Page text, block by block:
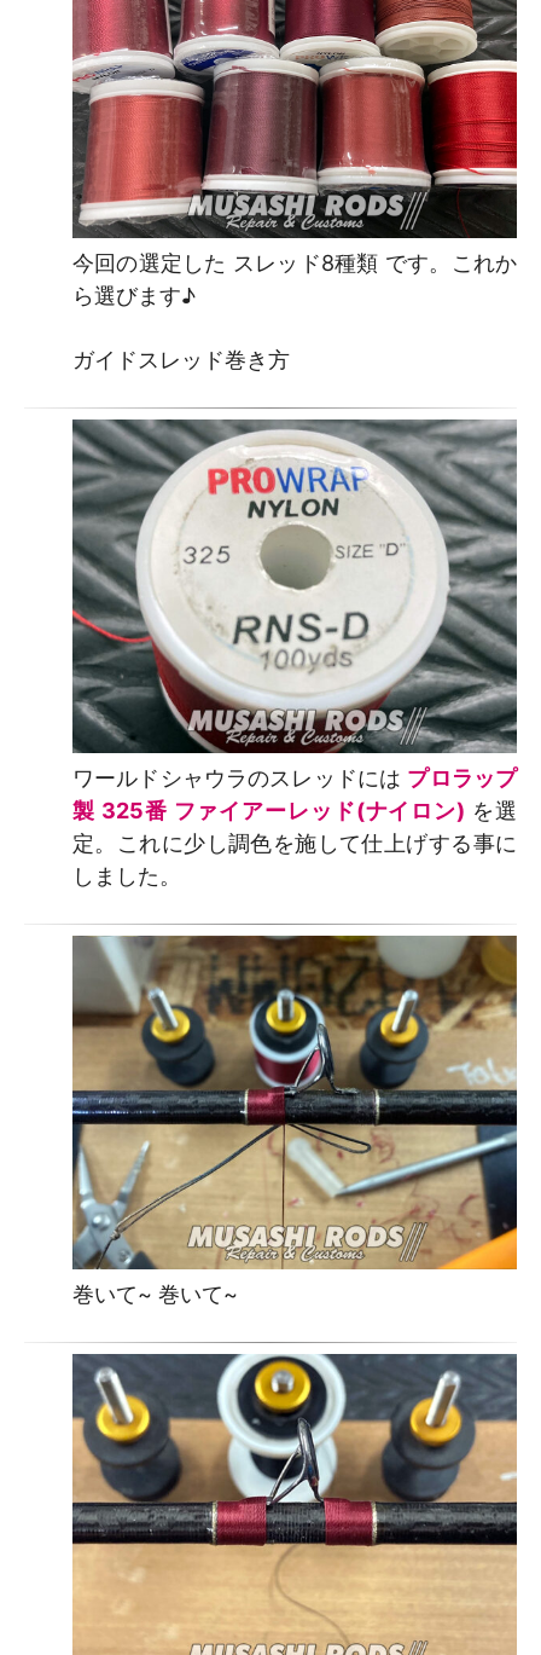
今回の選定した スレッド8種類 です。これか
ら選びます♪
ガイドスレッド巻き方
ワールドシャウラのスレッドには プロラップ
製 325番 ファイアーレッド(ナイロン) を選
定。これに少し調色を施して仕上げする事に
しました。
巻いて~ 巻いて~